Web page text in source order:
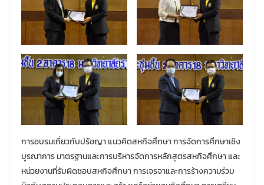
การอบรมเกี่ยวกับปรัชญา แนวคิดสหกิจศึกษา การจัดการศึกษาเชิง
บูรณาการ มาตรฐานและการบริหารจัดการหลักสูตรสหกิจศึกษา และ
หน่วยงานที่รับผิดชอบสหกิจศึกษา การเจรจาและการร้างความร่วม